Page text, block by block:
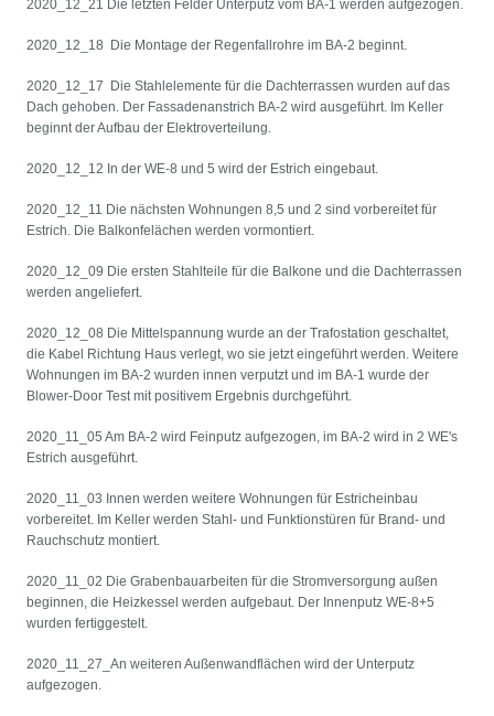
2020_12_21 Die letzten Felder Unterputz vom BA-1 werden aufgezogen.
2020_12_18 Die Montage der Regenfallrohre im BA-2 beginnt.
2020_12_17 Die Stahlelemente für die Dachterrassen wurden auf das
Dach gehoben. Der Fassadenanstrich BA-2 wird ausgeführt. Im Keller
beginnt der Aufbau der Elektroverteilung.
2020_12_12 In der WE-8 und 5 wird der Estrich eingebaut.
2020_12_11 Die nächsten Wohnungen 8,5 und 2 sind vorbereitet für
Estrich. Die Balkonfelächen werden vormontiert.
2020_12_09 Die ersten Stahlteile für die Balkone und die Dachterrassen
werden angeliefert.
2020_12_08 Die Mittelspannung wurde an der Trafostation geschaltet,
die Kabel Richtung Haus verlegt, wo sie jetzt eingeführt werden. Weitere
Wohnungen im BA-2 wurden innen verputzt und im BA-1 wurde der
Blower-Door Test mit positivem Ergebnis durchgeführt.
2020_11_05 Am BA-2 wird Feinputz aufgezogen, im BA-2 wird in 2 WE's
Estrich ausgeführt.
2020_11_03 Innen werden weitere Wohnungen für Estricheinbau
vorbereitet. Im Keller werden Stahl- und Funktionstüren für Brand- und
Rauchschutz montiert.
2020_11_02 Die Grabenbauarbeiten für die Stromversorgung außen
beginnen, die Heizkessel werden aufgebaut. Der Innenputz WE-8+5
wurden fertiggestelt.
2020_11_27_An weiteren Außenwandflächen wird der Unterputz
aufgezogen.